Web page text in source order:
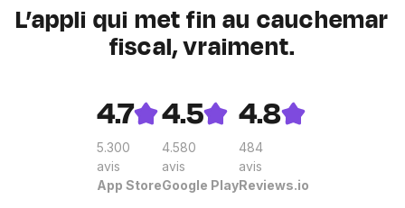
L’appli qui met fin au cauchemar
fiscal, vraiment.
4.7
5.300
avis
App Store
4.5
4.580
avis
Google Play
4.8
484
avis
Reviews.io